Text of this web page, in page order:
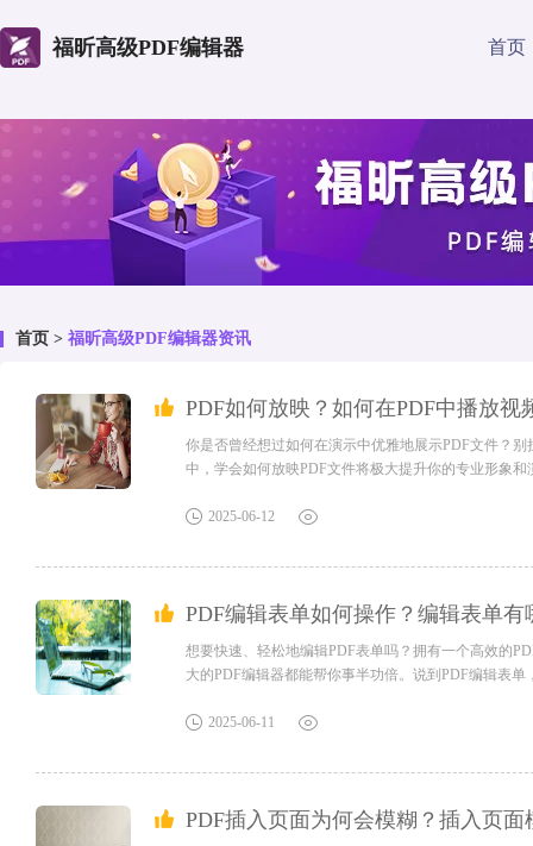
福昕高级PDF编辑器 首页
首页 > 福昕高级PDF编辑器资讯
PDF如何放映？如何在PDF中播放视
你是否曾经想过如何在演示中优雅地展示PDF文件？
中，学会如何放映PDF文件将极大提升你的专业形象
学术讲座、产品介绍、法庭展示证据、会议报告展示或
2025-06-12
PDF编辑表单如何操作？编辑表单有
想要快速、轻松地编辑PDF表单吗？拥有一个高效的
大的PDF编辑器都能帮你事半功倍。说到PDF编辑表
式、布局得调整一下才能满足特别的要求，那你就得编
2025-06-11
PDF插入页面为何会模糊？插入页